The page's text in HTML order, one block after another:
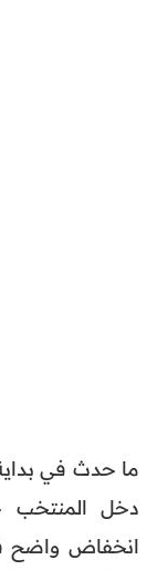
ما حدث في
دخل المنتخب
انخفاض واضح في